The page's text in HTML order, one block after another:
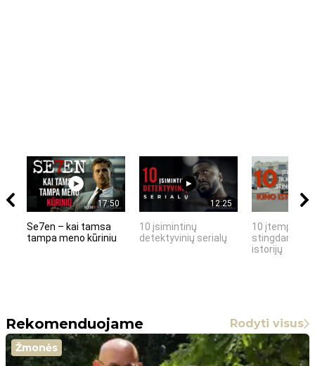
17:50
Se7en – kai tamsa
tampa meno kūriniu
12:25
10 įsimintinų
detektyvinių serialų
10 įtemptų,
stingdančių
istorijų
Rekomenduojame Rodyti visus
Žmonės